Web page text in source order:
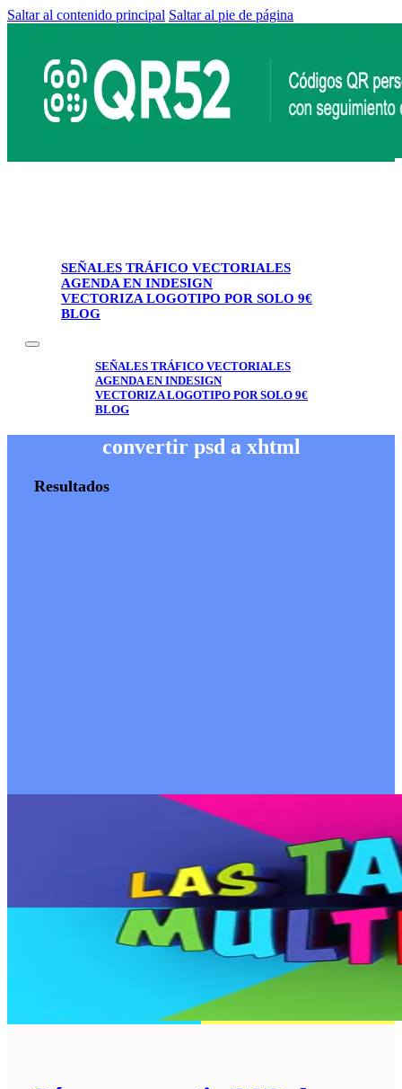
Saltar al contenido principal Saltar al pie de página
SEÑALES TRÁFICO VECTORIALES
AGENDA EN INDESIGN
VECTORIZA LOGOTIPO POR SOLO 9€
BLOG
SEÑALES TRÁFICO VECTORIALES
AGENDA EN INDESIGN
VECTORIZA LOGOTIPO POR SOLO 9€
BLOG
convertir psd a xhtml
Resultados